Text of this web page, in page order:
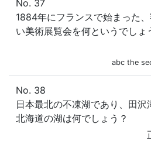
No. 37
1884年にフランスで始まった
い美術展覧会を何というでしょ
abc the
No. 38
日本最北の不凍湖であり、田
北海道の湖は何でしょう？